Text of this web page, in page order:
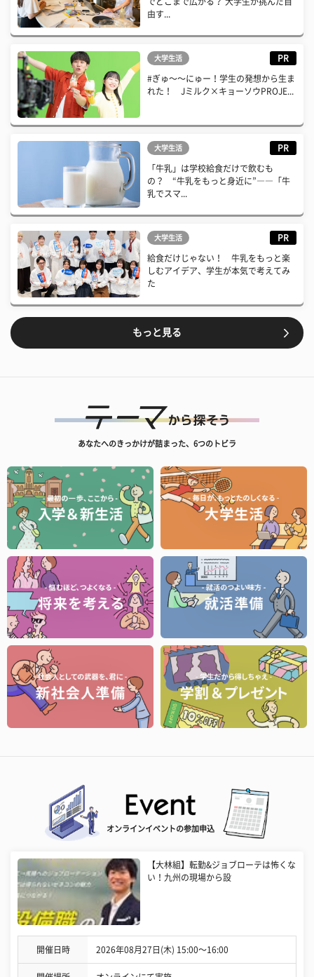
由す...
大学生活 PR
#ぎゅ〜〜にゅー！学生の発想から生ま
れた！ Jミルク×キョーソウPROJE...
大学生活 PR
「牛乳」は学校給食だけで飲むも
の？ “牛乳をもっと身近に”――「牛
乳でスマ...
大学生活 PR
給食だけじゃない！ 牛乳をもっと楽
しむアイデア、学生が本気で考えてみ
た
もっと見る
あなたへのきっかけが詰まった、6つのトビラ
オンラインイベントの参加申込
【大林組】転勤&ジョブローテは怖くな
い！九州の現場から設
開催日時 2026年08月27日(木) 15:00〜16:00